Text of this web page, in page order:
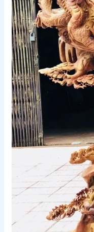
Ảnh meme
Sticker
Giới thiệu
Liên hệ
Chính
Chính
Chính
Điều
Tìm
kiếm: